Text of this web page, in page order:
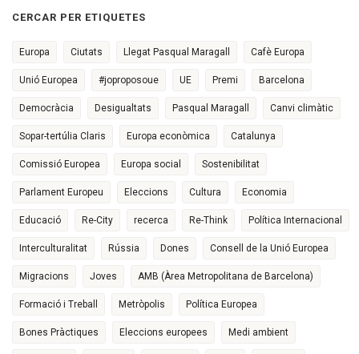
CERCAR PER ETIQUETES
Europa Ciutats Llegat Pasqual Maragall Cafè Europa
Unió Europea #joproposoue UE Premi Barcelona
Democràcia Desigualtats Pasqual Maragall Canvi climàtic
Sopar-tertúlia Claris Europa econòmica Catalunya
Comissió Europea Europa social Sostenibilitat
Parlament Europeu Eleccions Cultura Economia
Educació Re-City recerca Re-Think Política Internacional
Interculturalitat Rússia Dones Consell de la Unió Europea
Migracions Joves AMB (Àrea Metropolitana de Barcelona)
Formació i Treball Metròpolis Política Europea
Bones Pràctiques Eleccions europees Medi ambient